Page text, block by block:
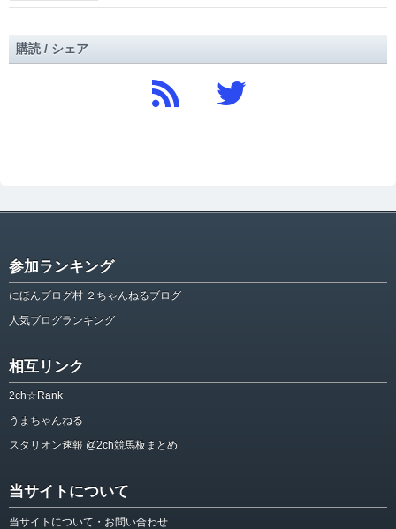
購読 / シェア
参加ランキング
にほんブログ村 ２ちゃんねるブログ
人気ブログランキング
相互リンク
2ch☆Rank
うまちゃんねる
スタリオン速報 @2ch競馬板まとめ
当サイトについて
当サイトについて・お問い合わせ